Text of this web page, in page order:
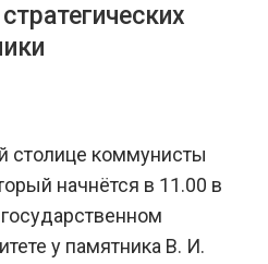
столице коммунисты
начнётся в 11.00 в
у памятника В. И.